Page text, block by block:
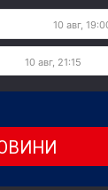
10 авг,
10 авг, 21:15